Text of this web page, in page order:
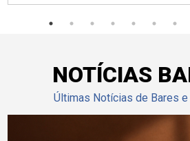
NOTÍCIAS
Últimas Notícias de Bares